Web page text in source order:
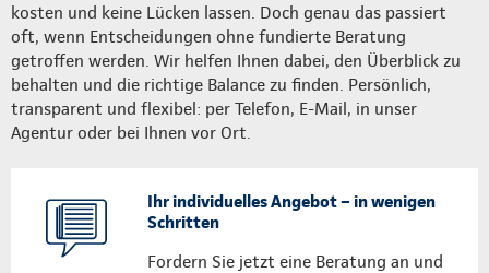
kosten und keine Lücken lassen. Doch genau das passiert
oft, wenn Entscheidungen ohne fundierte Beratung
getroffen werden. Wir helfen Ihnen dabei, den Überblick zu
behalten und die richtige Balance zu finden. Persönlich,
transparent und flexibel: per Telefon, E-Mail, in unser
Agentur oder bei Ihnen vor Ort.
Ihr individuelles Angebot – in wenigen
Schritten
Fordern Sie jetzt eine Beratung an und